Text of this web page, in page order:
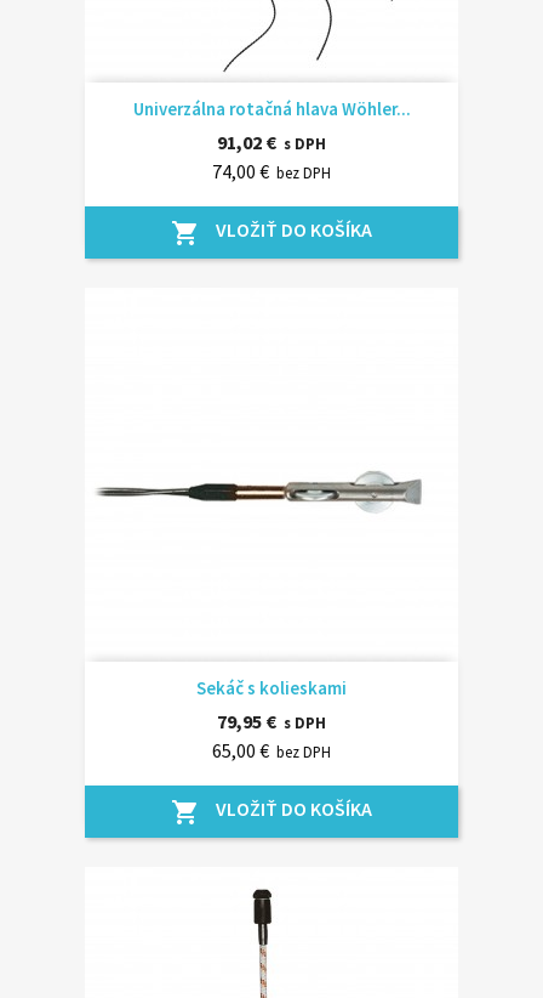
Univerzálna rotačná hlava Wöhler...
91,02 € s DPH
74,00 € bez DPH
shopping_cart VLOŽIŤ DO KOŠÍKA
Sekáč s kolieskami
79,95 € s DPH
65,00 € bez DPH
shopping_cart VLOŽIŤ DO KOŠÍKA